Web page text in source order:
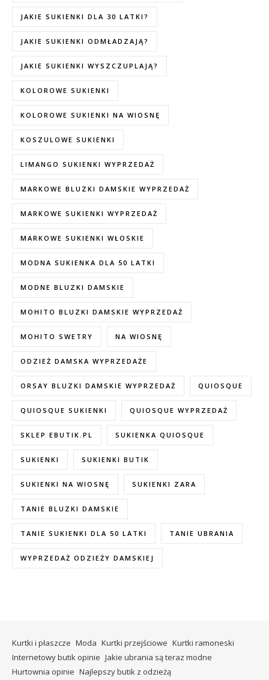
JAKIE SUKIENKI DLA 30 LATKI?
JAKIE SUKIENKI ODMŁADZAJĄ?
JAKIE SUKIENKI WYSZCZUPLAJĄ?
KOLOROWE SUKIENKI
KOLOROWE SUKIENKI NA WIOSNĘ
KOSZULOWE SUKIENKI
LIMANGO SUKIENKI WYPRZEDAŻ
MARKOWE BLUZKI DAMSKIE WYPRZEDAŻ
MARKOWE SUKIENKI WYPRZEDAŻ
MARKOWE SUKIENKI WŁOSKIE
MODNA SUKIENKA DLA 50 LATKI
MODNE BLUZKI DAMSKIE
MOHITO BLUZKI DAMSKIE WYPRZEDAŻ
MOHITO SWETRY NA WIOSNĘ
ODZIEŻ DAMSKA WYPRZEDAŻE
ORSAY BLUZKI DAMSKIE WYPRZEDAŻ QUIOSQUE
QUIOSQUE SUKIENKI QUIOSQUE WYPRZEDAŻ
SKLEP EBUTIK.PL SUKIENKA QUIOSQUE
SUKIENKI SUKIENKI BUTIK
SUKIENKI NA WIOSNĘ SUKIENKI ZARA
TANIE BLUZKI DAMSKIE
TANIE SUKIENKI DLA 50 LATKI TANIE UBRANIA
WYPRZEDAŻ ODZIEŻY DAMSKIEJ
Kurtki i płaszcze Moda Kurtki przejściowe Kurtki ramoneski
Internetowy butik opinie Jakie ubrania są teraz modne
Hurtownia opinie Najlepszy butik z odzieżą